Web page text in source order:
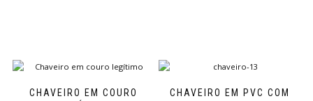
CHAVEIRO EM COURO
CHAVEIRO EM PVC COM